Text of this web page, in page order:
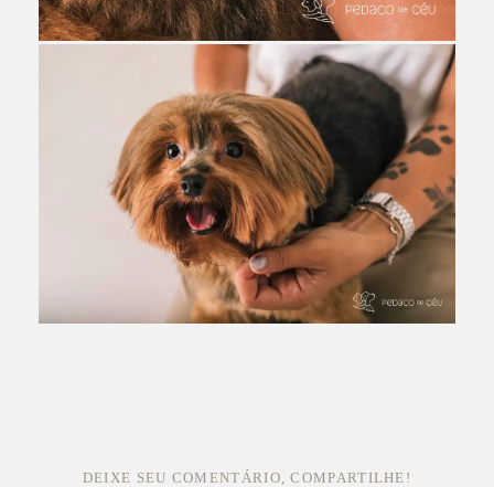
DEIXE SEU COMENTÁRIO, COMPARTILHE!